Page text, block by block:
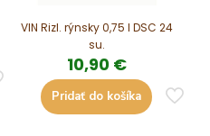
VIN Rizl. rýnsky 0,75 l DSC 24
su.
10,90 €
Pridať do košíka